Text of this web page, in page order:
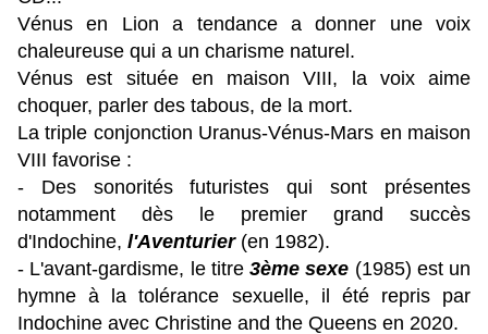
Vénus en Lion a tendance a donner une voix
chaleureuse qui a un charisme naturel.
Vénus est située en maison VIII, la voix aime
choquer, parler des tabous, de la mort.
La triple conjonction Uranus-Vénus-Mars en maison
VIII favorise :
- Des sonorités futuristes qui sont présentes
notamment dès le premier grand succès
d'Indochine, l'Aventurier(en 1982).
- L'avant-gardisme, le titre 3ème sexe (1985) est un
hymne à la tolérance sexuelle, il été repris par
Indochine avec Christine and the Queens en 2020.